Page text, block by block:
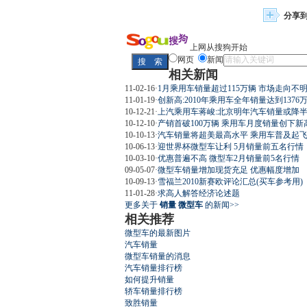
分享
上网从搜狗开始
网页
新闻
相关新闻
11-02-16·1月乘用车销量超过115万辆 市场走向不明
11-01-19·创新高:2010年乘用车全年销量达到1376万
10-12-21 · 上汽乘用车蒋峻:北京明年汽车销量或降半
10-12-10·产销首破100万辆 乘用车月度销量创下新
10-10-13·汽车销量将超美最高水平 乘用车普及起飞
10-06-13·迎世界杯微型车让利 5月销量前五名行情
10-03-10·优惠普遍不高 微型车2月销量前5名行情
09-05-07·微型车销量增加现货充足 优惠幅度增加
10-09-13·雪福兰2010新赛欧评论汇总(买车参考用)
11-01-28·求高人解答经济论述题
更多关于 销量 微型车 的新闻>>
相关推荐
微型车的最新图片
汽车销量
微型车销量的消息
汽车销量排行榜
如何提升销量
轿车销量排行榜
致胜销量